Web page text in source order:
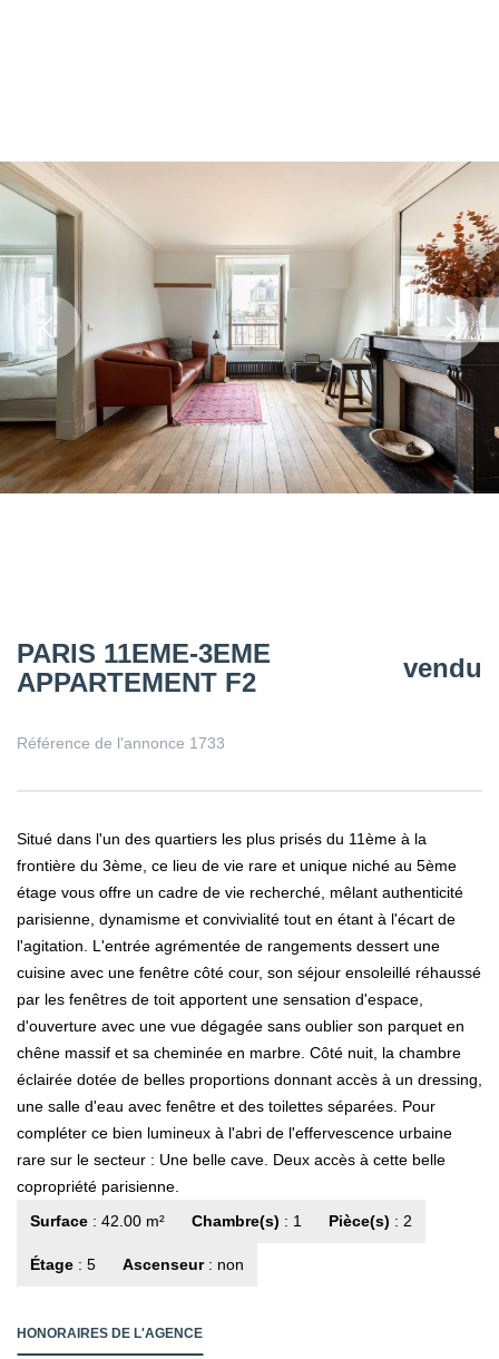
PARIS 11EME-3EME
APPARTEMENT F2
vendu
Référence de l'annonce 1733
Situé dans l'un des quartiers les plus prisés du 11ème à la
frontière du 3ème, ce lieu de vie rare et unique niché au 5ème
étage vous offre un cadre de vie recherché, mêlant authenticité
parisienne, dynamisme et convivialité tout en étant à l'écart de
l'agitation. L'entrée agrémentée de rangements dessert une
cuisine avec une fenêtre côté cour, son séjour ensoleillé réhaussé
par les fenêtres de toit apportent une sensation d'espace,
d'ouverture avec une vue dégagée sans oublier son parquet en
chêne massif et sa cheminée en marbre. Côté nuit, la chambre
éclairée dotée de belles proportions donnant accès à un dressing,
une salle d'eau avec fenêtre et des toilettes séparées. Pour
compléter ce bien lumineux à l'abri de l'effervescence urbaine
rare sur le secteur : Une belle cave. Deux accès à cette belle
copropriété parisienne.
Surface : 42.00 m² Chambre(s) : 1 Pièce(s) : 2
Étage : 5 Ascenseur: non
HONORAIRES DE L'AGENCE